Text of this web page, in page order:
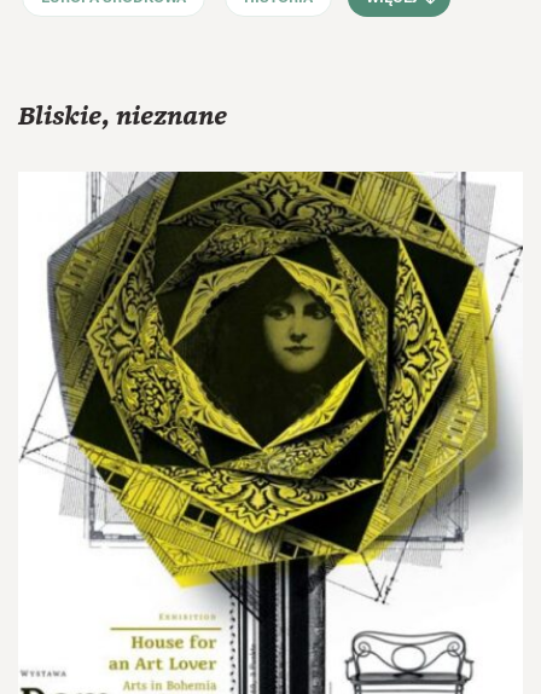
Bliskie, nieznane